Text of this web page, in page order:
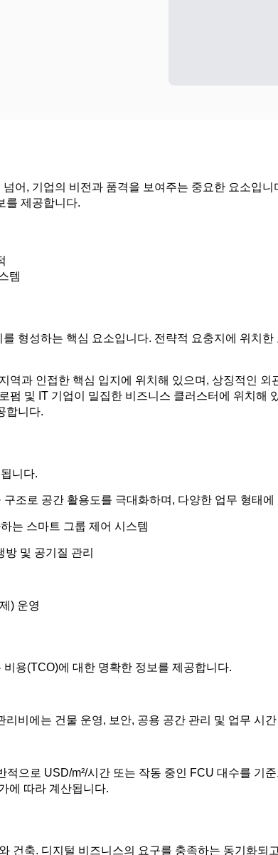
어, 기업의 비전과 품격을 보여주는 중요한 요소입
를 제공합니다.
템
형성하는 핵심 요소입니다. 전략적 요충지에 위치
역과 인접한 핵심 입지에 위치해 있으며, 상징적인
펌 및 IT 기업이 밀집한 비즈니스 클러스터에 위치해
합니다.
니다.
조로 공간 활용도를 극대화하며, 다양한 업무 형태
는 스마트 그룹 제어 시스템
및 공기질 관리
) 운영
용(TCO)에 대한 명확한 정보를 제공합니다.
비에는 건물 운영, 보안, 공용 공간 관리 및 업무 시
으로 USD/m²/시간 또는 작동 중인 FCU 대수를 기
에 따라 계산됩니다.
건축. 디지털 비즈니스의 요구를 충족하는 동기화